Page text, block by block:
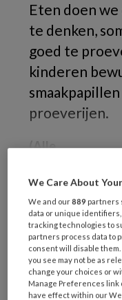
Eten doen we
te denken,
goed te
kinderen
proeverijen.
(Alle
Wil je
Maak gratis
We Care About
We and our889 partners
data or unique
tracking technologies to
partners process data to
consent will disable
you see may not be as
change your choices or
Manage Preferences link
have effect within our